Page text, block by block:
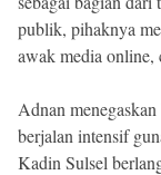
publik, pihaknya
awak media online,
Adnan
berjalan intensif
Kadin Sulsel